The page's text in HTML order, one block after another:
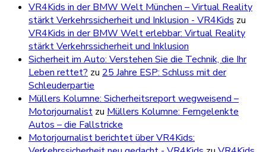
VR4Kids in der BMW Welt München – Virtual Reality
stärkt Verkehrssicherheit und Inklusion - VR4Kids zu
VR4Kids in der BMW Welt erlebbar: Virtual Reality
stärkt Verkehrssicherheit und Inklusion
Sicherheit im Auto: Verstehen Sie die Technik, die Ihr
Leben rettet? zu 25 Jahre ESP: Schluss mit der
Schleuderpartie
Müllers Kolumne: Sicherheitsreport wegweisend –
Motorjournalist zu Müllers Kolumne: Ferngelenkte
Autos – die Fallstricke
Motorjournalist berichtet über VR4Kids: